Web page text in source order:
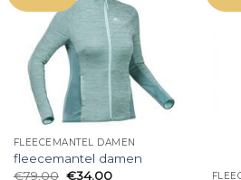
FLEECEMANTEL DAMEN
fleecemantel damen
€79.00 €34.00